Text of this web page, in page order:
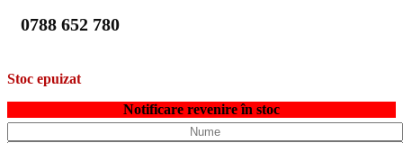
0788 652 780
Stoc epuizat
Notificare revenire în stoc